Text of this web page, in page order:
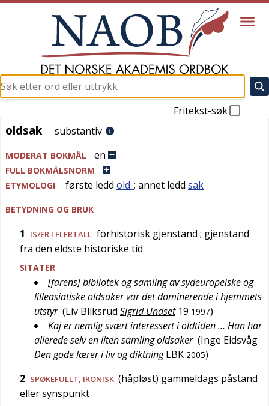
Fritekst-søk
oldsak
oldsak substantiv
MODERAT BOKMÅL en
FULL BOKMÅLSNORM
ETYMOLOGI
første ledd old-; annet ledd sak
BETYDNING OG BRUK
1 ISÆR I FLERTALL forhistorisk gjenstand ; gjenstand
fra den eldste historiske tid
SITATER
[farens] bibliotek og samling av sydeuropeiske og
lilleasiatiske oldsaker var det dominerende i hjemmets
utstyr (Liv Bliksrud Sigrid Undset 19 1997)
Kaj er nemlig svært interessert i oldtiden … Han har
allerede selv en liten samling oldsaker (Inge Eidsvåg
Den gode lærer i liv og diktning LBK 2005)
2 SPØKEFULLT, IRONISK (håpløst) gammeldags påstand
eller synspunkt